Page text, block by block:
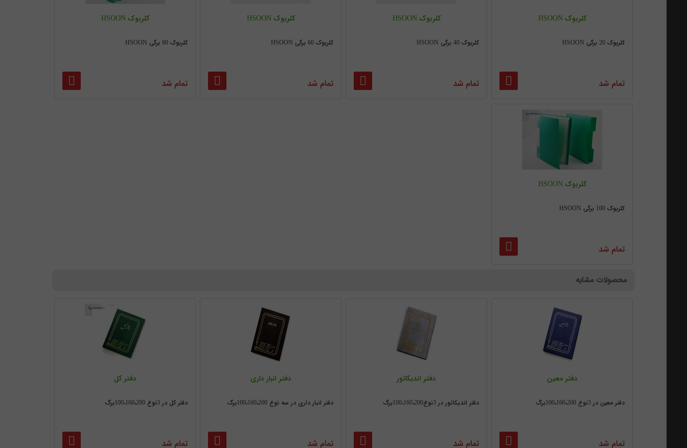
کلربوک HSOON
کلربوک 20 برگی HSOON
تمام شد
کلربوک HSOON
کلربوک 40 برگی HSOON
تمام شد
کلربوک HSOON
کلربوک 60 برگی HSOON
تمام شد
کلربوک HSOON
کلربوک 80 برگی HSOON
تمام شد
کلربوک HSOON
کلربوک 100 برگی HSOON
تمام شد
محصولات مشابه
دفتر معین
دفتر معین در 3نوع 100،160،200برگ
تمام شد
دفتر اندیکاتور
دفتر اندیکاتور در 3نوع100،160،200برگ
تمام شد
دفتر انبار داری
دفتر انبار داری در سه نوع 100،160،200برگ
تمام شد
دفتر کل
دفتر کل در 3نوع 100،160،200برگ
تمام شد